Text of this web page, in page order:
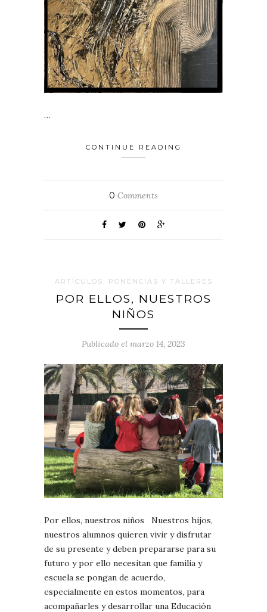
…
CONTINUE READING
0 Comments
ARTÍCULOS, PONENCIAS Y TALLERES
POR ELLOS, NUESTROS
NIÑOS
Publicado el marzo 14, 2023
Por ellos, nuestros niños Nuestros hijos,
nuestros alumnos quieren vivir y disfrutar
de su presente y deben prepararse para su
futuro y por ello necesitan que familia y
escuela se pongan de acuerdo,
especialmente en estos momentos, para
acompañarles y desarrollar una Educación